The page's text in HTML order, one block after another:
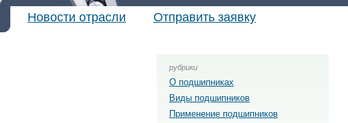
Новости отрасли Отправить заявку
рубрики
О подшипниках
Виды подшипников
Применение подшипников